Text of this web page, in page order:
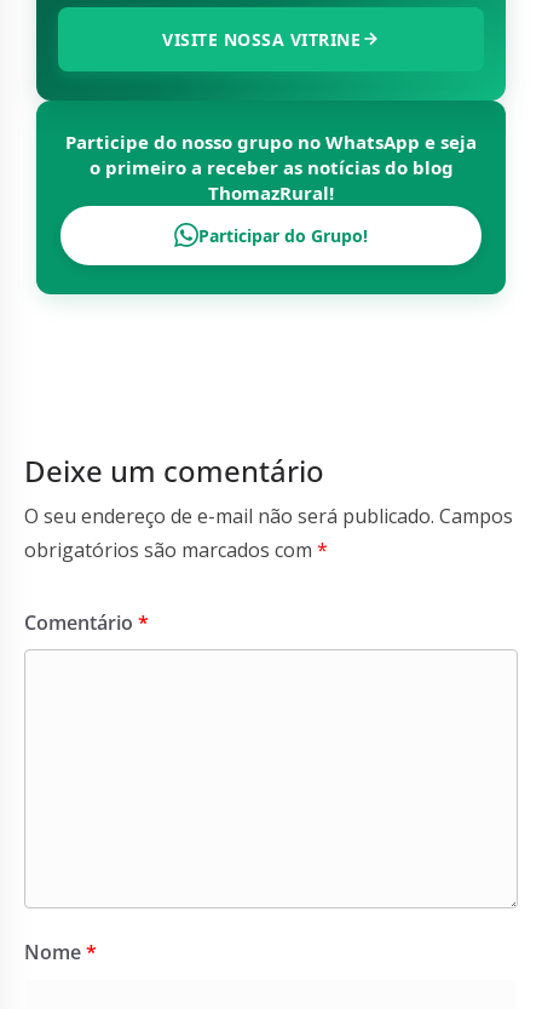
VISITE NOSSA VITRINE
Participe do nosso grupo no WhatsApp e seja
o primeiro a receber as notícias do blog
ThomazRural!
Participar do Grupo!
Deixe um comentário
O seu endereço de e-mail não será publicado. Campos
obrigatórios são marcados com *
Comentário *
Nome*